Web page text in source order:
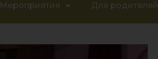
Мероприятия Для родителей